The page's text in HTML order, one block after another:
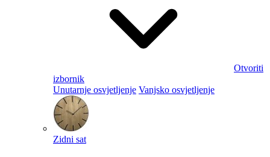
Otvoriti
izbornik
Unutarnje osvjetljenje Vanjsko osvjetljenje
Zidni sat